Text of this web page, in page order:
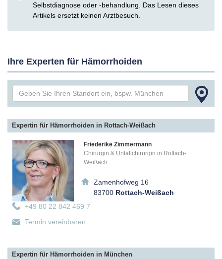
Selbstdiagnose oder -behandlung. Das Lesen dieses
Artikels ersetzt keinen Arztbesuch.
Ihre Experten für Hämorrhoiden
Expertin für Hämorrhoiden in Rottach-Weißach
Friederike Zimmermann
Chirurgin & Unfallchirurgin in Rottach-
Weißach
Zamenhofweg 16
83700 Rottach-Weißach
+49 80 22 842 469 7
Termin vereinbaren
Expertin für Hämorrhoiden in München